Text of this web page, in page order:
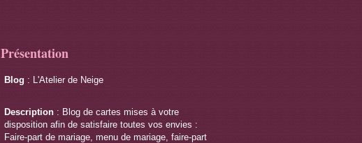
Présentation
Blog : L'Atelier de Neige
Description : Blog de cartes mises à votre
disposition afin de satisfaire toutes vos envies :
Faire-part de mariage, menu de mariage, faire-part